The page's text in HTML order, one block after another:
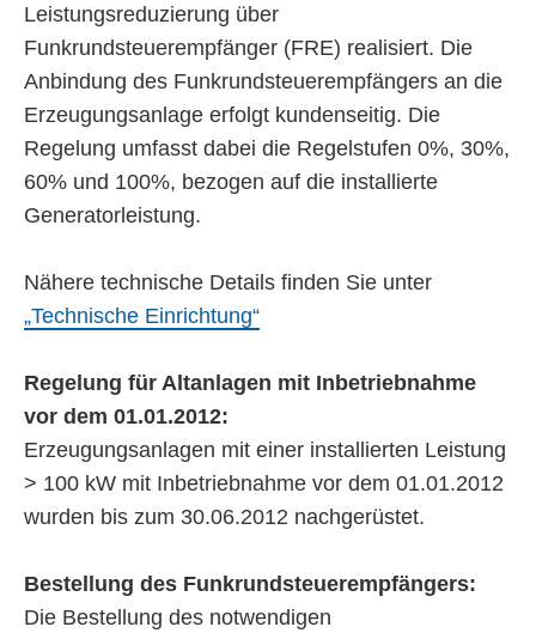
Leistungsreduzierung über
Funkrundsteuerempfänger (FRE) realisiert. Die
Anbindung des Funkrundsteuerempfängers an die
Erzeugungsanlage erfolgt kundenseitig. Die
Regelung umfasst dabei die Regelstufen 0%, 30%,
60% und 100%, bezogen auf die installierte
Generatorleistung.
Nähere technische Details finden Sie unter
„Technische Einrichtung“
Regelung für Altanlagen mit Inbetriebnahme
vor dem 01.01.2012:
Erzeugungsanlagen mit einer installierten Leistung
> 100 kW mit Inbetriebnahme vor dem 01.01.2012
wurden bis zum 30.06.2012 nachgerüstet.
Bestellung des Funkrundsteuerempfängers:
Die Bestellung des notwendigen